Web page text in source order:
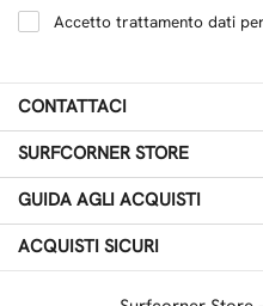
Accetto trattamento dati
CONTATTACI
SURFCORNER STORE
GUIDA AGLI ACQUISTI
ACQUISTI SICURI